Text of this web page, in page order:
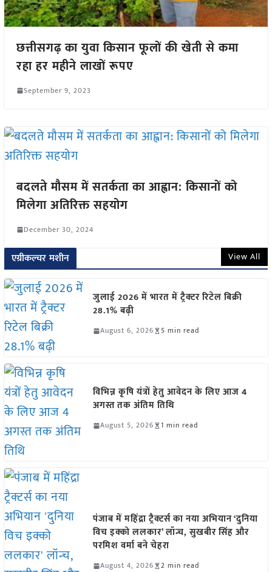
छत्तीसगढ़ का युवा किसान फूलों की खेती से कमा
रहा हर महीने लाखों रूपए
September 9, 2023
बदलते मौसम में सतर्कता का आह्वान: किसानों को
मिलेगा अतिरिक्त सहयोग
December 30, 2024
एग्रीकल्चर मशीन View All
जुलाई 2026 में भारत में ट्रैक्टर रिटेल बिक्री
28.1% बढ़ी
August 6, 2026 5 min read
विभिन्न कृषि यंत्रों हेतु आवेदन के लिए आज 4
अगस्त तक अंतिम तिथि
August 5, 2026 1 min read
पंजाब में महिंद्रा ट्रैक्टर्स का नया अभियान ‘दुनिया
विच इक्को ललकार’ लॉन्च, सुखबीर सिंह और
परमिश वर्मा बने चेहरा
August 4, 2026 2 min read